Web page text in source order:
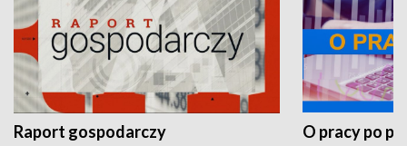
Raport gospodarczy O pracy po